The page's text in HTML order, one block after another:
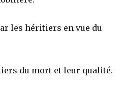
les héritiers en vue du
du mort et leur qualité.